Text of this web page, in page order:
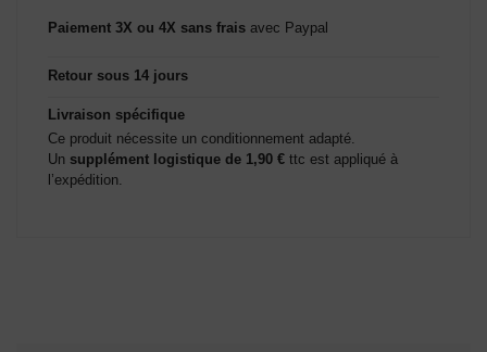
Paiement 3X ou 4X sans frais avec Paypal
Retour sous 14 jours
Livraison spécifique
Ce produit nécessite un conditionnement adapté.
Un supplément logistique de 1,90 € ttc est appliqué à
l’expédition.